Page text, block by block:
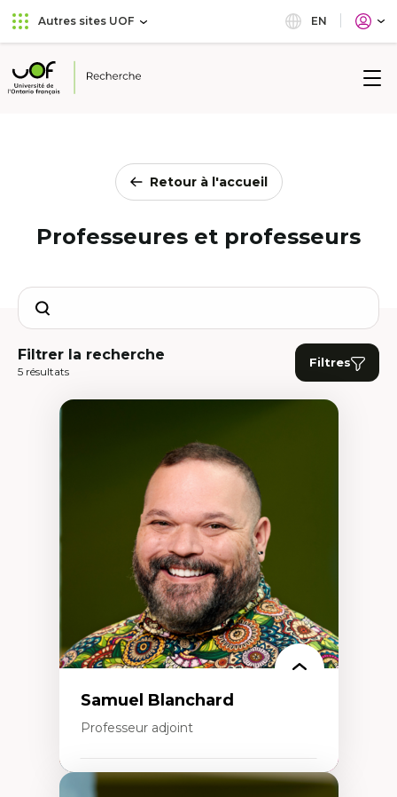
Aller
au
principal
Passer
au
Autres sites UOF EN
Université
Retour à l'accueil
Professeures et professeurs
Search
Filtrer la recherche
5 résultats
Filtres
Samuel Blanchard
Professeur adjoint